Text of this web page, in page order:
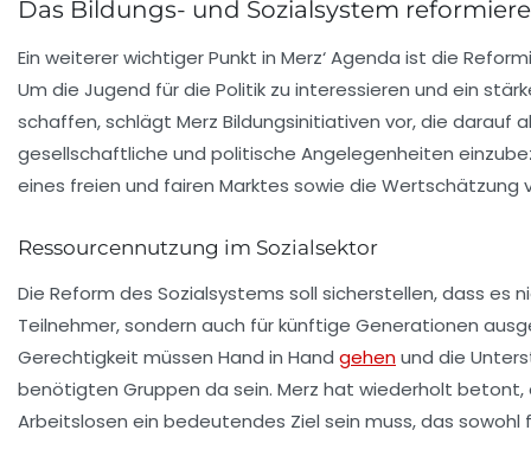
Das Bildungs- und Sozialsystem
Ein weiterer wichtiger Punkt in Merz‘ Agenda ist die
Um die Jugend für die Politik zu interessieren und ein
schaffen, schlägt Merz Bildungsinitiativen vor, die darauf
gesellschaftliche und politische Angelegenheiten
eines freien und fairen Marktes sowie die Wertschätzung
Ressourcennutzung im Sozialsektor
Die Reform des Sozialsystems soll sicherstellen, dass es
Teilnehmer, sondern auch für künftige Generationen
Gerechtigkeit müssen Hand in Hand gehenund die
benötigten Gruppen da sein. Merz hat wiederholt
Arbeitslosen ein bedeutendes Ziel sein muss, das